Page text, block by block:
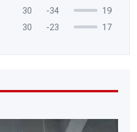
30 -34
19
30 -23 17